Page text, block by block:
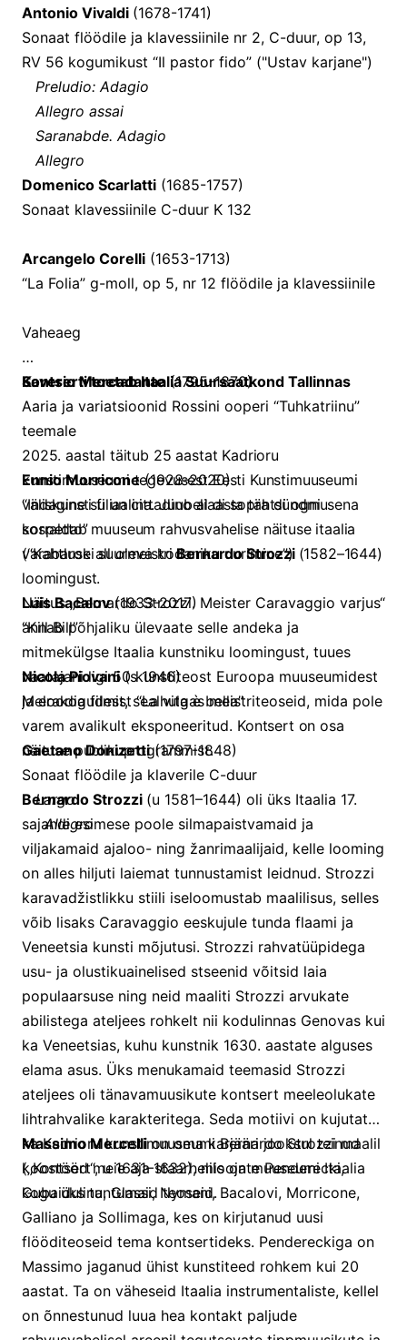
Antonio Vivaldi (1678-1741)
Sonaat flöödile ja klavessiinile nr 2, C-duur, op 13,
RV 56 kogumikust “Il pastor fido” ("Ustav karjane")
Preludio: Adagio
Allegro assai
Saranabde. Adagio
Allegro
Domenico Scarlatti (1685-1757)
Sonaat klavessiinile C-duur K 132
Arcangelo Corelli (1653-1713)
“La Folia” g-moll, op 5, nr 12 flöödile ja klavessiinile
Vaheaeg
Saverio Mercadante(1795-1870)
Aaria ja variatsioonid Rossini ooperi “Tuhkatriinu”
teemale
Ennio Morricone(1928-2020)
“Indagine su un cittadino al di sopra di ogni
sospetto”
(“Kahtluse all oleva kodaniku uurimine”)
Luis Bacalov(1933-2017)
“Kill Bill”
Nicola Piovani(s 1946)
Meloodia filmist “La vita è bella”
Gaetano Donizetti(1797-1848)
Sonaat flöödile ja klaverile C-duur
Largo
Allegro
Kontserti toetab Itaalia Suursaatkond Tallinnas
2025. aastal täitub 25 aastat Kadrioru
kunstimuuseumi tegevusest Eesti Kunstimuuseumi
väliskunsti filiaalina. Juubeliaasta tähtsündmusena
korraldab muuseum rahvusvahelise näituse itaalia
varabaroki suurmeistriBernardo Strozzi (1582–1644)
loomingust.
Näitus „Bernardo Strozzi. Meister Caravaggio varjus“
annab põhjaliku ülevaate selle andeka ja
mitmekülgse Itaalia kunstniku loomingust, tuues
vaatajani ligi 50 kunstiteost Euroopa muuseumidest
ja erakogudest, sealhulgas meistriteoseid, mida pole
varem avalikult eksponeeritud. Kontsert on osa
näituse publikuprogrammist.
Bernardo Strozzi (u 1581–1644) oli üks Itaalia 17.
sajandi esimese poole silmapaistvamaid ja
viljakamaid ajaloo- ning žanrimaalijaid, kelle looming
on alles hiljuti laiemat tunnustamist leidnud. Strozzi
karavadžistlikku stiili iseloomustab maalilisus, selles
võib lisaks Caravaggio eeskujule tunda flaami ja
Veneetsia kunsti mõjutusi. Strozzi rahvatüüpidega
usu- ja olustikuainelised stseenid võitsid laia
populaarsuse ning neid maaliti Strozzi arvukate
abilistega ateljees rohkelt nii kodulinnas Genovas kui
ka Veneetsias, kuhu kunstnik 1630. aastate alguses
elama asus. Üks menukamaid teemasid Strozzi
ateljees oli tänavamuusikute kontsert meeleolukate
lihtrahvalike karakteritega. Seda motiivi on kujutatud
ka Kadrioru kunstimuuseumi Bernardo Strozzi maalil
(„Kontsert“, u 1631–1632), mis on muuseumi Itaalia
kogu üks tuntumaid teoseid.
Massimo Mercellion oma karjääri jooksul teinud
koostööd meie aja staarheliloojate Penderecki,
Gubaidulina, Glassi, Nymani, Bacalovi, Morricone,
Galliano ja Sollimaga, kes on kirjutanud uusi
flööditeoseid tema kontsertideks. Pendereckiga on
Massimo jaganud ühist kunstiteed rohkem kui 20
aastat. Ta on väheseid Itaalia instrumentaliste, kellel
on õnnestunud luua hea kontakt paljude